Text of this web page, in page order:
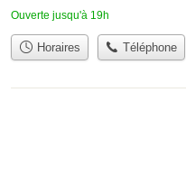
Ouverte jusqu'à 19h
Horaires Téléphone